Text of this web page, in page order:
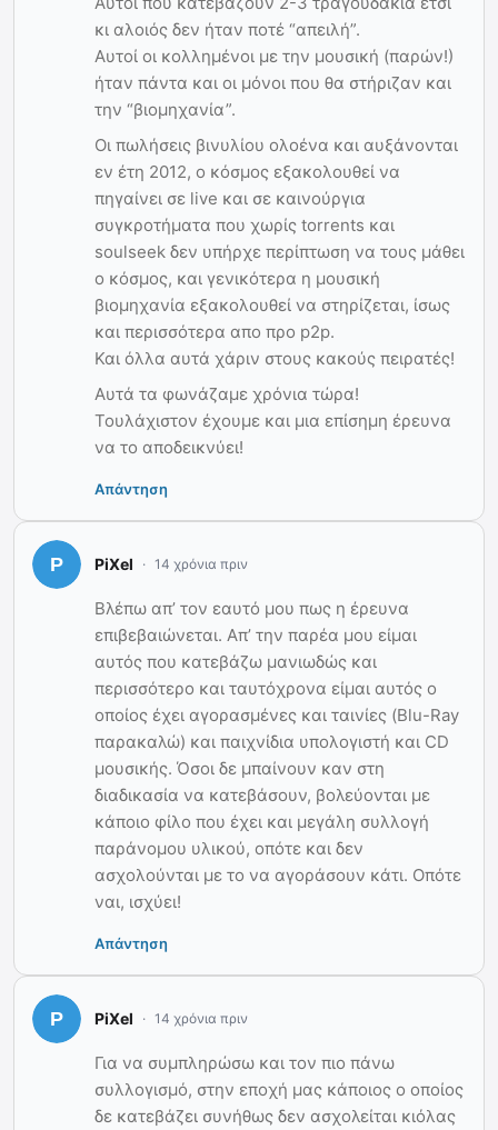
κι αλοιός δεν ήταν ποτέ “απειλή”.
Αυτοί οι κολλημένοι με την μουσική (παρών!)
ήταν πάντα και οι μόνοι που θα στήριζαν και
την “βιομηχανία”.
Οι πωλήσεις βινυλίου ολοένα και αυξάνονται
εν έτη 2012, ο κόσμος εξακολουθεί να
πηγαίνει σε live και σε καινούργια
συγκροτήματα που χωρίς torrents και
soulseek δεν υπήρχε περίπτωση να τους μάθει
ο κόσμος, και γενικότερα η μουσική
βιομηχανία εξακολουθεί να στηρίζεται, ίσως
και περισσότερα απο προ p2p.
Και όλλα αυτά χάριν στους κακούς πειρατές!
Αυτά τα φωνάζαμε χρόνια τώρα!
Τουλάχιστον έχουμε και μια επίσημη έρευνα
να το αποδεικνύει!
Απάντηση
PiXel 14 χρόνια πριν
Βλέπω απ’ τον εαυτό μου πως η έρευνα
επιβεβαιώνεται. Απ’ την παρέα μου είμαι
αυτός που κατεβάζω μανιωδώς και
περισσότερο και ταυτόχρονα είμαι αυτός ο
οποίος έχει αγορασμένες και ταινίες (Blu-Ray
παρακαλώ) και παιχνίδια υπολογιστή και CD
μουσικής. Όσοι δε μπαίνουν καν στη
διαδικασία να κατεβάσουν, βολεύονται με
κάποιο φίλο που έχει και μεγάλη συλλογή
παράνομου υλικού, οπότε και δεν
ασχολούνται με το να αγοράσουν κάτι. Οπότε
ναι, ισχύει!
Απάντηση
PiXel 14 χρόνια πριν
Για να συμπληρώσω και τον πιο πάνω
συλλογισμό, στην εποχή μας κάποιος ο οποίος
δε κατεβάζει συνήθως δεν ασχολείται κιόλας